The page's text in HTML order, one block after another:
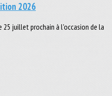
2026
25 juillet prochain à l'occasion de la